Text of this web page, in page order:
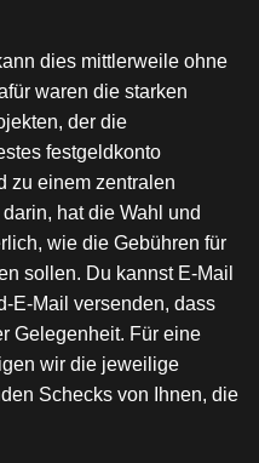
dies mittlerweile ohne
waren die starken
der die
festgeldkonto
zu einem zentralen
hat die Wahl und
wie die Gebühren für
sollen. Du kannst E-Mail
E-Mail versenden, dass
Gelegenheit. Für eine
wir die jeweilige
Schecks von Ihnen, die